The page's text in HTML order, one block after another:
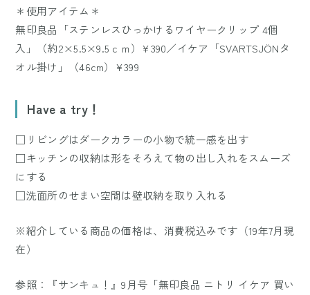
＊使用アイテム＊
無印良品「ステンレスひっかけるワイヤークリップ 4個
入」（約2×5.5×9.5ｃｍ）¥390／イケア「SVARTSJÖNタ
オル掛け」（46cm）¥399
Have a try！
□リビングはダークカラーの小物で統一感を出す
□キッチンの収納は形をそろえて物の出し入れをスムーズ
にする
□洗面所のせまい空間は壁収納を取り入れる
※紹介している商品の価格は、消費税込みです（19年7月現
在）
参照：『サンキュ！』9月号「無印良品 ニトリ イケア 買い